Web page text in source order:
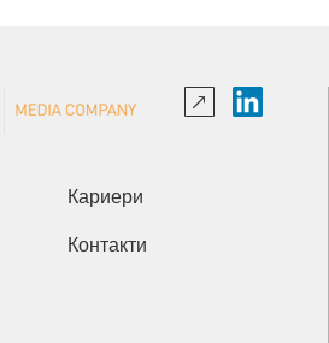
Кариери
Контакти